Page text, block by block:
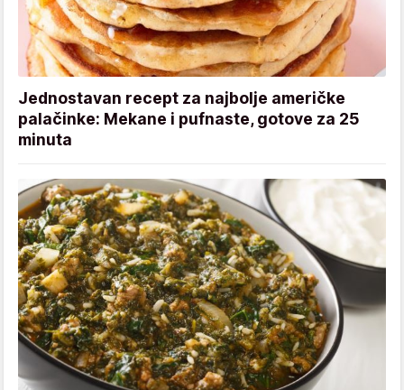
Jednostavan recept za najbolje američke
palačinke: Mekane i pufnaste, gotove za 25
minuta